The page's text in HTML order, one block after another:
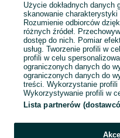
Użycie dokładnych danych
skanowanie
Rozumienie odbiorców
różnych źródeł.
dostęp do nich. Pomiar
usług. Tworzenie profili w
profili w celu
ograniczonych danych do
ograniczonych danych do
treści. Wykorzystanie profili
Wykorzystywanie profili w
Lista partnerów